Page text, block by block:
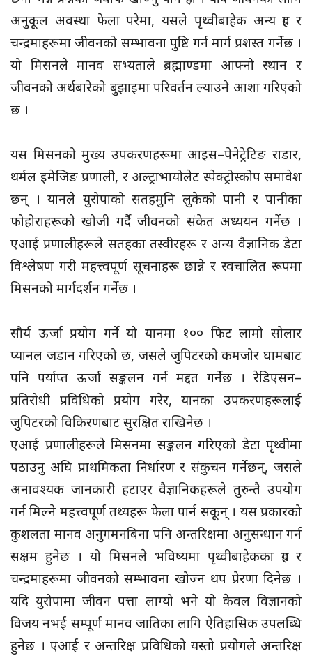
अनुकूल अवस्था फेला परेमा, यसले पृथ्वीबाहेक अन्य ग्रह र
चन्द्रमाहरूमा जीवनको सम्भावना पुष्टि गर्न मार्ग प्रशस्त गर्नेछ ।
यो मिसनले मानव सभ्यताले ब्रह्माण्डमा आफ्नो स्थान र
जीवनको अर्थबारेको बुझाइमा परिवर्तन ल्याउने आशा गरिएको
छ ।
यस मिसनको मुख्य उपकरणहरूमा आइस–पेनेट्रेटिङ राडार,
थर्मल इमेजिङ प्रणाली, र अल्ट्राभायोलेट स्पेक्ट्रोस्कोप समावेश
छन् । यानले युरोपाको सतहमुनि लुकेको पानी र पानीका
फोहोराहरूको खोजी गर्दै जीवनको संकेत अध्ययन गर्नेछ ।
एआई प्रणालीहरूले सतहका तस्वीरहरू र अन्य वैज्ञानिक डेटा
विश्लेषण गरी महत्त्वपूर्ण सूचनाहरू छान्ने र स्वचालित रूपमा
मिसनको मार्गदर्शन गर्नेछ ।
सौर्य ऊर्जा प्रयोग गर्ने यो यानमा १०० फिट लामो सोलार
प्यानल जडान गरिएको छ, जसले जुपिटरको कमजोर घामबाट
पनि पर्याप्त ऊर्जा सङ्कलन गर्न मद्दत गर्नेछ । रेडिएसन–
प्रतिरोधी प्रविधिको प्रयोग गरेर, यानका उपकरणहरूलाई
जुपिटरको विकिरणबाट सुरक्षित राखिनेछ ।
एआई प्रणालीहरूले मिसनमा सङ्कलन गरिएको डेटा पृथ्वीमा
पठाउनु अघि प्राथमिकता निर्धारण र संकुचन गर्नेछन्, जसले
अनावश्यक जानकारी हटाएर वैज्ञानिकहरूले तुरुन्तै उपयोग
गर्न मिल्ने महत्त्वपूर्ण तथ्यहरू फेला पार्न सकून् । यस प्रकारको
कुशलता मानव अनुगमनबिना पनि अन्तरिक्षमा अनुसन्धान गर्न
सक्षम हुनेछ । यो मिसनले भविष्यमा पृथ्वीबाहेकका ग्रह र
चन्द्रमाहरूमा जीवनको सम्भावना खोज्न थप प्रेरणा दिनेछ ।
यदि युरोपामा जीवन पत्ता लाग्यो भने यो केवल विज्ञानको
विजय नभई सम्पूर्ण मानव जातिका लागि ऐतिहासिक उपलब्धि
हुनेछ । एआई र अन्तरिक्ष प्रविधिको यस्तो प्रयोगले अन्तरिक्ष